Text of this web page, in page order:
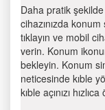
Daha pratik
cihazınızda
tıklayın ve mobil
verin. Konum
bekleyin. Konum
neticesinde kıble
kıble açınızı